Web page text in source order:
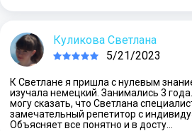
Куликова Светлана
5/21/2023
К Светлане я пришла с нулевым
изучала немецкий. Занимались 3
могу сказать, что Светлана
замечательный репетитор с
Объясняет все понятно и в досту…